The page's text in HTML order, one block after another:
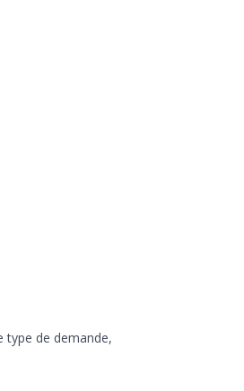
type de demande,